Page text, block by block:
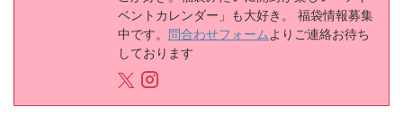
ベントカレンダー」も大好き。 福袋情報募集
中です。 問合わせフォーム よりご連絡お待ち
しております